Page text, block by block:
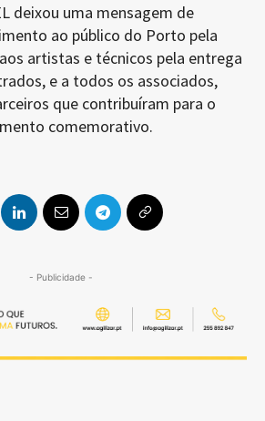
deixou uma mensagem de
ao público do Porto pela
artistas e técnicos pela entrega
e a todos os associados,
que contribuíram para o
comemorativo.
- Publicidade -